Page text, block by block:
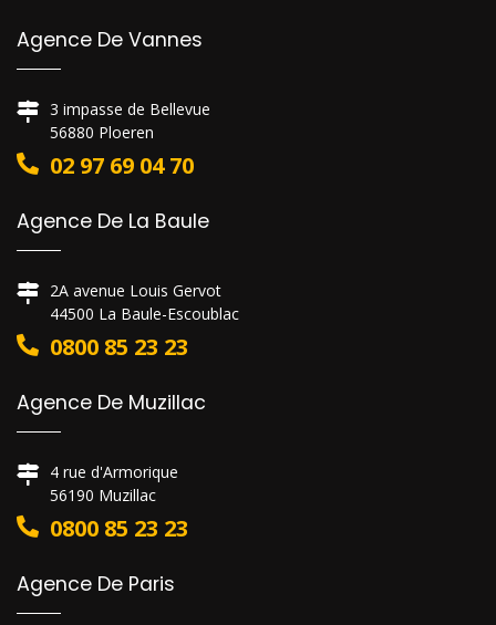
Agence De Vannes
3 impasse de Bellevue
56880 Ploeren
02 97 69 04 70
Agence De La Baule
2A avenue Louis Gervot
44500 La Baule-Escoublac
0800 85 23 23
Agence De Muzillac
4 rue d'Armorique
56190 Muzillac
0800 85 23 23
Agence De Paris